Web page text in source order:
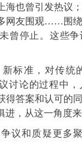
海也曾引发热议
网友围观……围
曾停止。这些
标准，对传统
讨论的过程中
得答案和认可的
进，从这一角度
议和质疑更多